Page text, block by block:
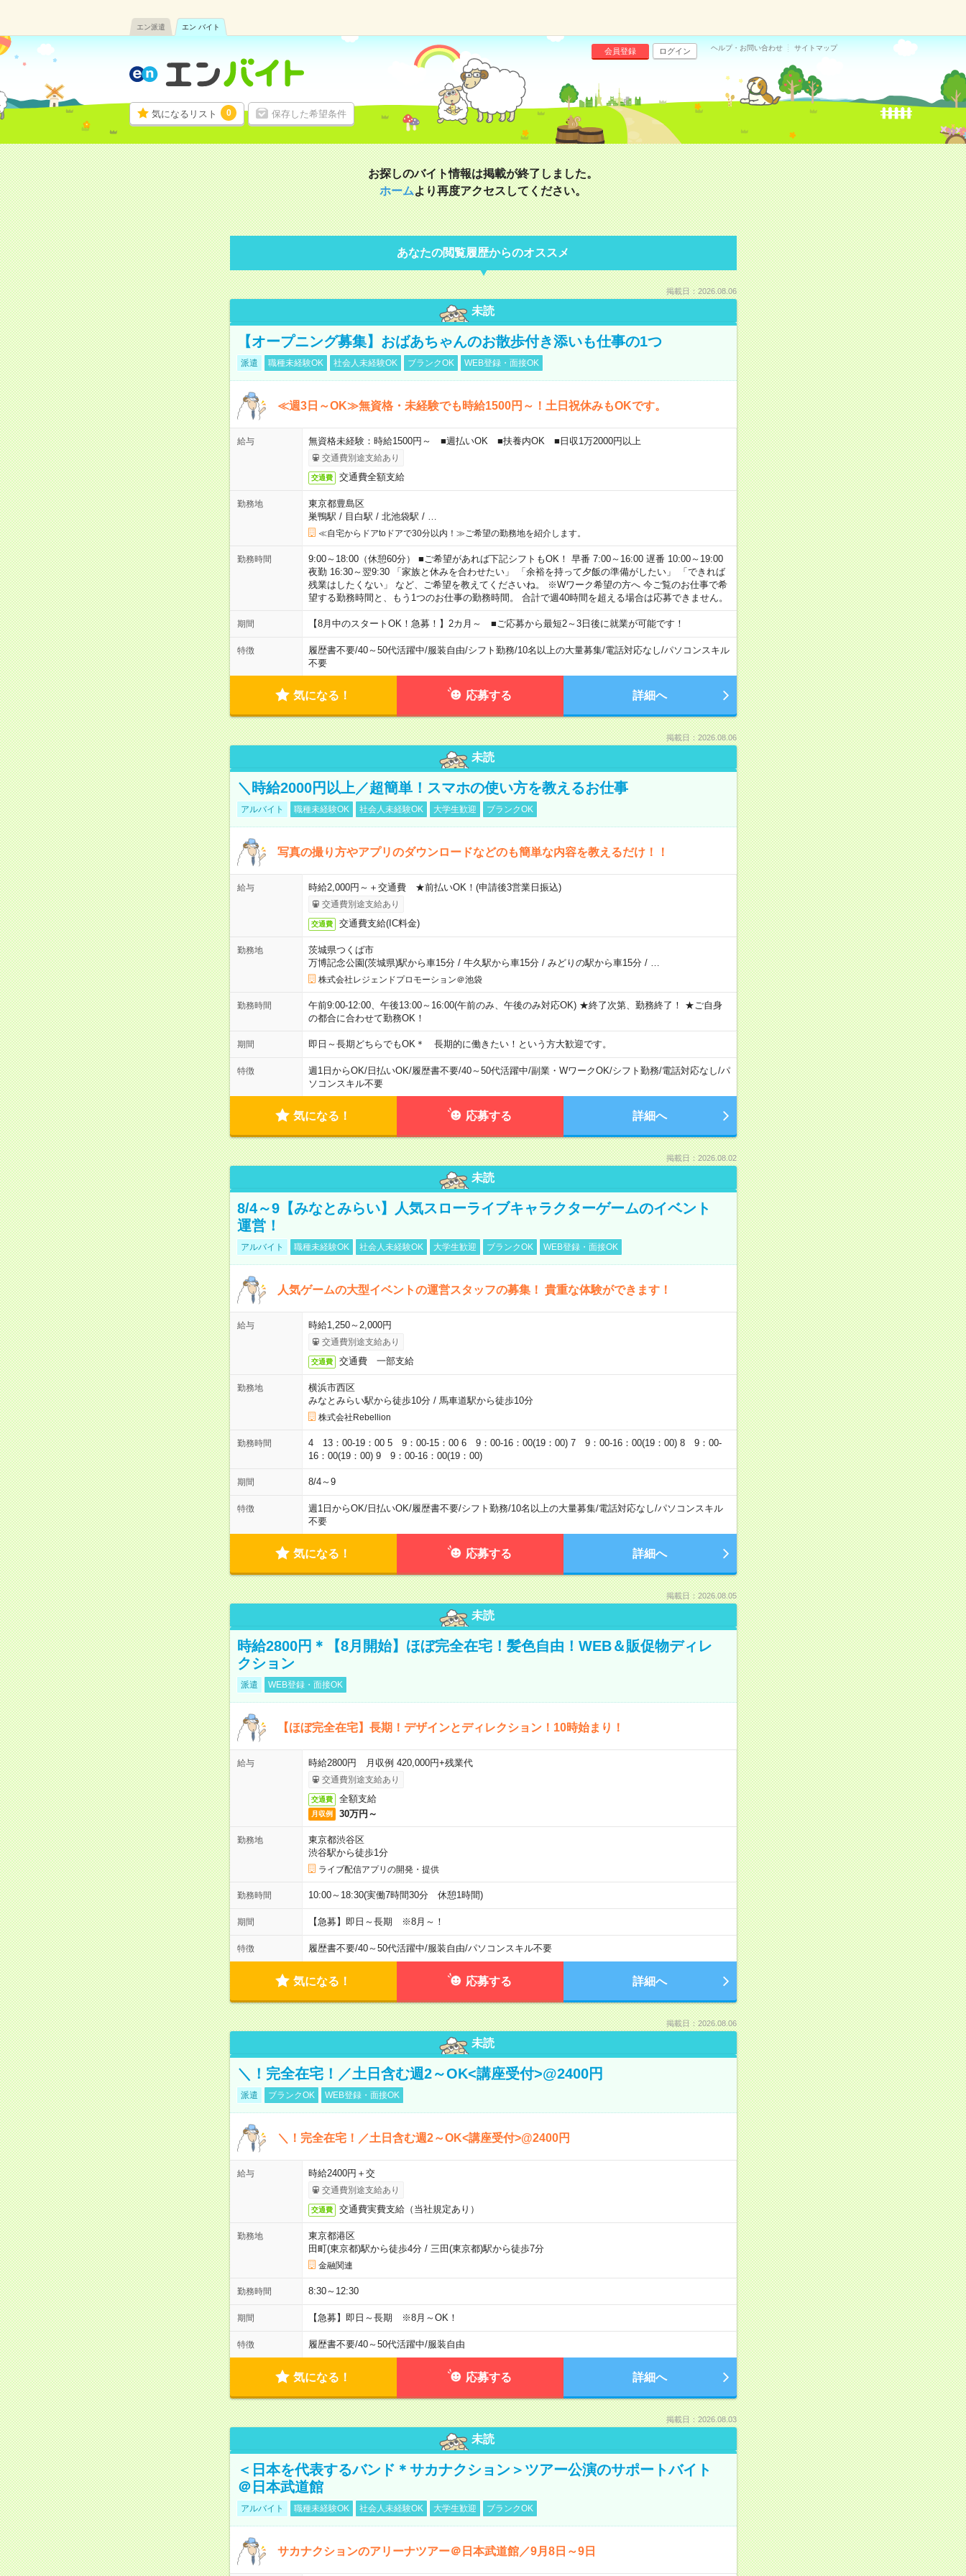
エン派遣 エン バイト
気になるリスト 0 保存した希望条件
会員登録 ログイン ヘルプ・お問い合わせ サイトマップ
お探しのバイト情報は掲載が終了しました。
ホームより再度アクセスしてください。
あなたの閲覧履歴からのオススメ
掲載日：2026.08.06
未読
【オープニング募集】おばあちゃんのお散歩付き添いも仕事の1つ
派遣 職種未経験OK 社会人未経験OK ブランクOK WEB登録・面接OK
≪週3日～OK≫無資格・未経験でも時給1500円～！土日祝休みもOKです。
給与 無資格未経験：時給1500円～ ■週払いOK ■扶養内OK ■日収1万2000円以上
交通費別途支給あり
交通費 交通費全額支給
勤務地
東京都豊島区
巣鴨駅 / 目白駅 / 北池袋駅 / …
≪自宅からドアtoドアで30分以内！≫ご希望の勤務地を紹介します。
勤務時間
9:00～18:00（休憩60分） ■ご希望があれば下記シフトもOK！ 早番 7:00～16:00 遅番 10:00～19:00
夜勤 16:30～翌9:30 「家族と休みを合わせたい」 「余裕を持って夕飯の準備がしたい」 「できれば
残業はしたくない」 など、ご希望を教えてくださいね。 ※Wワーク希望の方へ 今ご覧のお仕事で希
望する勤務時間と、もう1つのお仕事の勤務時間。 合計で週40時間を超える場合は応募できません。
期間 【8月中のスタートOK！急募！】2カ月～ ■ご応募から最短2～3日後に就業が可能です！
特徴 履歴書不要/40～50代活躍中/服装自由/シフト勤務/10名以上の大量募集/電話対応なし/パソコンスキル
不要
気になる！ 応募する 詳細へ
掲載日：2026.08.06
未読
＼時給2000円以上／超簡単！スマホの使い方を教えるお仕事
アルバイト 職種未経験OK 社会人未経験OK 大学生歓迎 ブランクOK
写真の撮り方やアプリのダウンロードなどのも簡単な内容を教えるだけ！！
給与 時給2,000円～＋交通費 ★前払いOK！(申請後3営業日振込)
交通費別途支給あり
交通費 交通費支給(IC料金)
勤務地
茨城県つくば市
万博記念公園(茨城県)駅から車15分/ 牛久駅から車15分/ みどりの駅から車15分/ …
株式会社レジェンドプロモーション＠池袋
勤務時間
午前9:00-12:00、午後13:00～16:00(午前のみ、午後のみ対応OK) ★終了次第、勤務終了！ ★ご自身
の都合に合わせて勤務OK！
期間 即日～長期どちらでもOK＊ 長期的に働きたい！という方大歓迎です。
特徴 週1日からOK/日払いOK/履歴書不要/40～50代活躍中/副業・WワークOK/シフト勤務/電話対応なし/パ
ソコンスキル不要
気になる！ 応募する 詳細へ
掲載日：2026.08.02
未読
8/4～9【みなとみらい】人気スローライブキャラクターゲームのイベント
運営！
アルバイト 職種未経験OK 社会人未経験OK 大学生歓迎 ブランクOK WEB登録・面接OK
人気ゲームの大型イベントの運営スタッフの募集！ 貴重な体験ができます！
給与 時給1,250～2,000円
交通費別途支給あり
交通費 交通費 一部支給
勤務地
横浜市西区
みなとみらい駅から徒歩10分/ 馬車道駅から徒歩10分
株式会社Rebellion
勤務時間
4 13：00-19：00 5 9：00-15：00 6 9：00-16：00(19：00) 7 9：00-16：00(19：00) 8 9：00-
16：00(19：00) 9 9：00-16：00(19：00)
期間 8/4～9
特徴 週1日からOK/日払いOK/履歴書不要/シフト勤務/10名以上の大量募集/電話対応なし/パソコンスキル
不要
気になる！ 応募する 詳細へ
掲載日：2026.08.05
未読
時給2800円＊【8月開始】ほぼ完全在宅！髪色自由！WEB＆販促物ディレ
クション
派遣 WEB登録・面接OK
【ほぼ完全在宅】長期！デザインとディレクション！10時始まり！
給与 時給2800円 月収例 420,000円+残業代
交通費別途支給あり
交通費 全額支給
月収例 30万円～
勤務地
東京都渋谷区
渋谷駅から徒歩1分
ライブ配信アプリの開発・提供
勤務時間 10:00～18:30(実働7時間30分 休憩1時間)
期間 【急募】即日～長期 ※8月～！
特徴 履歴書不要/40～50代活躍中/服装自由/パソコンスキル不要
気になる！ 応募する 詳細へ
掲載日：2026.08.06
未読
＼！完全在宅！／土日含む週2～OK<講座受付>@2400円
派遣 ブランクOK WEB登録・面接OK
＼！完全在宅！／土日含む週2～OK<講座受付>@2400円
給与 時給2400円＋交
交通費別途支給あり
交通費 交通費実費支給（当社規定あり）
勤務地
東京都港区
田町(東京都)駅から徒歩4分/ 三田(東京都)駅から徒歩7分
金融関連
勤務時間 8:30～12:30
期間 【急募】即日～長期 ※8月～OK！
特徴 履歴書不要/40～50代活躍中/服装自由
気になる！ 応募する 詳細へ
掲載日：2026.08.03
未読
＜日本を代表するバンド＊サカナクション＞ツアー公演のサポートバイト
＠日本武道館
アルバイト 職種未経験OK 社会人未経験OK 大学生歓迎 ブランクOK
サカナクションのアリーナツアー＠日本武道館／9月8日～9日